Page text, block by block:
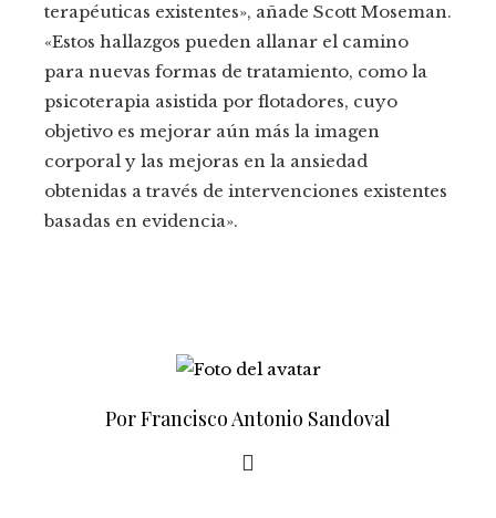
terapéuticas existentes», añade Scott Moseman.
«Estos hallazgos pueden allanar el camino
para nuevas formas de tratamiento, como la
psicoterapia asistida por flotadores, cuyo
objetivo es mejorar aún más la imagen
corporal y las mejoras en la ansiedad
obtenidas a través de intervenciones existentes
basadas en evidencia».
Por Francisco Antonio Sandoval